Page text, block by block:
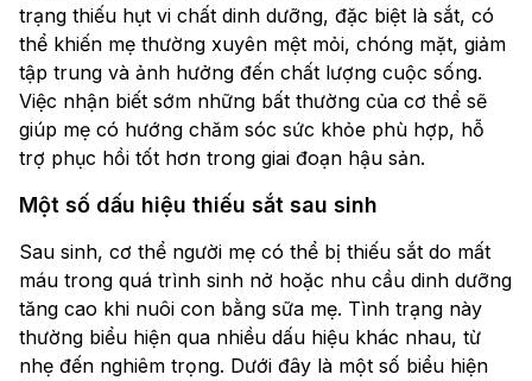
trạng thiếu hụt vi chất dinh dưỡng, đặc biệt là sắt, có
thể khiến mẹ thường xuyên mệt mỏi, chóng mặt, giảm
tập trung và ảnh hưởng đến chất lượng cuộc sống.
Việc nhận biết sớm những bất thường của cơ thể sẽ
giúp mẹ có hướng chăm sóc sức khỏe phù hợp, hỗ
trợ phục hồi tốt hơn trong giai đoạn hậu sản.
Một số dấu hiệu thiếu sắt sau sinh
Sau sinh, cơ thể người mẹ có thể bị thiếu sắt do mất
máu trong quá trình sinh nở hoặc nhu cầu dinh dưỡng
tăng cao khi nuôi con bằng sữa mẹ. Tình trạng này
thường biểu hiện qua nhiều dấu hiệu khác nhau, từ
nhẹ đến nghiêm trọng. Dưới đây là một số biểu hiện